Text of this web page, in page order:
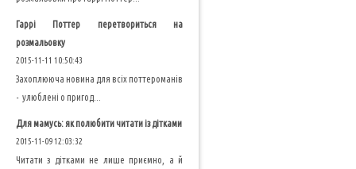
Гаррі Поттер перетвориться на
розмальовку
2015-11-11 10:50:43
Захоплююча новина для всіх поттероманів
- улюблені о пригод...
Для мамусь: як полюбити читати із дітками
2015-11-09 12:03:32
Читати з дітками не лише приємно, а й